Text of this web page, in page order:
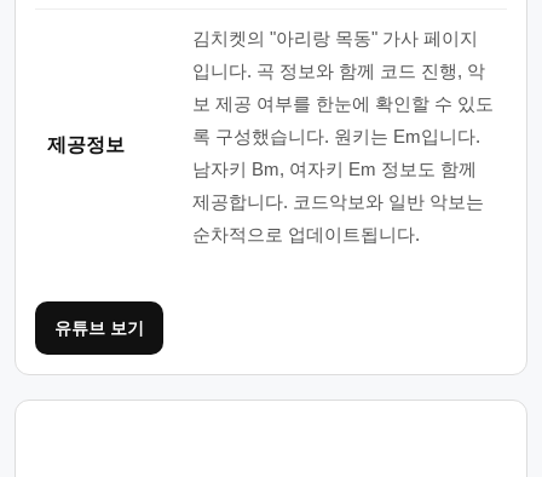
제공정보
김치켓의 "아리랑 목동" 가사 페이지
입니다. 곡 정보와 함께 코드 진행, 악
보 제공 여부를 한눈에 확인할 수 있도
록 구성했습니다. 원키는 Em입니다.
남자키 Bm, 여자키 Em 정보도 함께
제공합니다. 코드악보와 일반 악보는
순차적으로 업데이트됩니다.
유튜브 보기